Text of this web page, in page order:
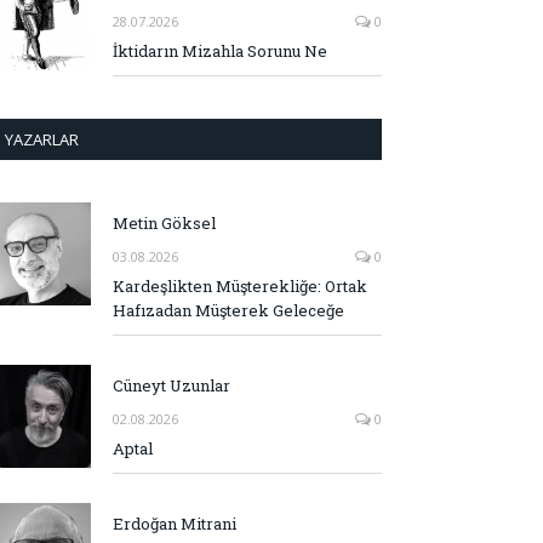
28.07.2026 0
İktidarın Mizahla Sorunu Ne
YAZARLAR
Metin Göksel
03.08.2026 0
Kardeşlikten Müşterekliğe: Ortak
Hafızadan Müşterek Geleceğe
Cüneyt Uzunlar
02.08.2026 0
Aptal
Erdoğan Mitrani